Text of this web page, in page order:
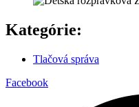
Kategórie:
Tlačová správa
Facebook